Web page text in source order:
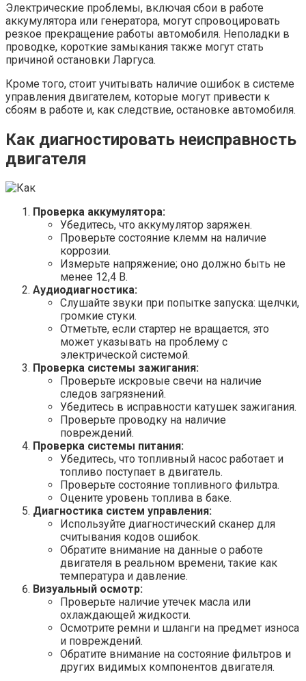
Электрические проблемы, включая сбои в работе
аккумулятора или генератора, могут спровоцировать
резкое прекращение работы автомобиля. Неполадки в
проводке, короткие замыкания также могут стать
причиной остановки Ларгуса.
Кроме того, стоит учитывать наличие ошибок в системе
управления двигателем, которые могут привести к
сбоям в работе и, как следствие, остановке автомобиля.
Как диагностировать неисправность
двигателя
Проверка аккумулятора:
Убедитесь, что аккумулятор заряжен.
Проверьте состояние клемм на наличие
коррозии.
Измерьте напряжение; оно должно быть не
менее 12,4 В.
Аудиодиагностика:
Слушайте звуки при попытке запуска: щелчки,
громкие стуки.
Отметьте, если стартер не вращается, это
может указывать на проблему с
электрической системой.
Проверка системы зажигания:
Проверьте искровые свечи на наличие
следов загрязнений.
Убедитесь в исправности катушек зажигания.
Проверьте проводку на наличие
повреждений.
Проверка системы питания:
Убедитесь, что топливный насос работает и
топливо поступает в двигатель.
Проверьте состояние топливного фильтра.
Оцените уровень топлива в баке.
Диагностика систем управления:
Используйте диагностический сканер для
считывания кодов ошибок.
Обратите внимание на данные о работе
двигателя в реальном времени, такие как
температура и давление.
Визуальный осмотр:
Проверьте наличие утечек масла или
охлаждающей жидкости.
Осмотрите ремни и шланги на предмет износа
и повреждений.
Обратите внимание на состояние фильтров и
других видимых компонентов двигателя.